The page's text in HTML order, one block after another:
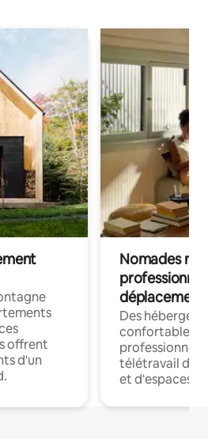
offrent
d'un
Nomades
déplacement
Des
confortables
professionnels
télétravail
et d'espaces